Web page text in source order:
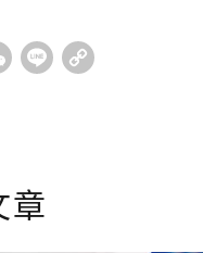
WeChat
Line
章